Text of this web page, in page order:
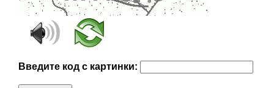
Введите код с картинки: